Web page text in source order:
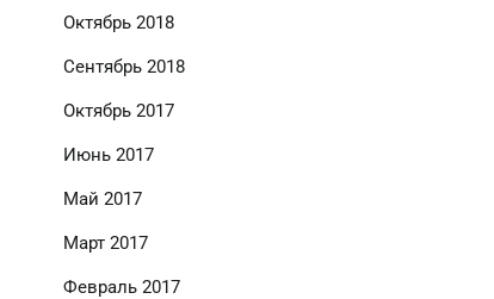
Октябрь 2018
Сентябрь 2018
Октябрь 2017
Июнь 2017
Май 2017
Март 2017
Февраль 2017